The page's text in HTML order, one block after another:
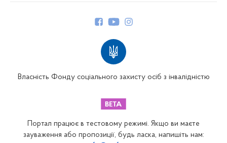
Закарпатське відділення
Власність Фонду соціального захисту осіб з інвалідністю
Портал працює в тестовому режимі. Якщо ви маєте
зауваження або пропозиції, будь ласка, напишіть нам: